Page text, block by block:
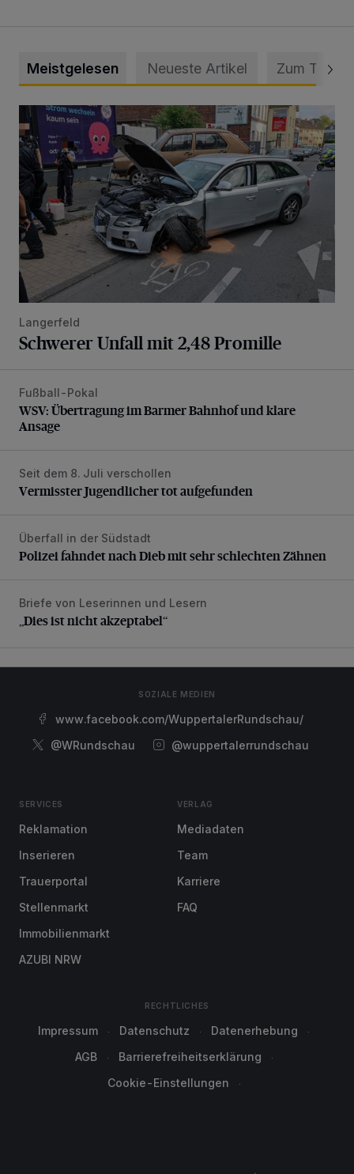
Meistgelesen Neueste Artikel Zum Thema
Schwerer Unfall mit 2,48 Promille
Langerfeld
Schwerer Unfall mit 2,48 Promille
WSV: Übertragung im Barmer Bahnhof und klare Ansage
Fußball-Pokal
WSV: Übertragung im Barmer Bahnhof und klare
Ansage
Vermisster Jugendlicher tot aufgefunden
Seit dem 8. Juli verschollen
Vermisster Jugendlicher tot aufgefunden
Polizei fahndet nach Dieb mit sehr schlechten Zähnen
Überfall in der Südstadt
Polizei fahndet nach Dieb mit sehr schlechten Zähnen
„Dies ist nicht akzeptabel“
Briefe von Leserinnen und Lesern
„Dies ist nicht akzeptabel“
SOZIALE MEDIEN
www.facebook.com/WuppertalerRundschau/
@WRundschau
@wuppertalerrundschau
SERVICES
Reklamation
Inserieren
Trauerportal
Stellenmarkt
Immobilienmarkt
AZUBI NRW
VERLAG
Mediadaten
Team
Karriere
FAQ
RECHTLICHES
Impressum Datenschutz
Datenerhebung
AGB
Barrierefreiheitserklärung
Cookie-Einstellungen